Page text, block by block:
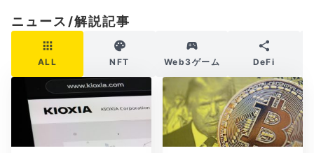
ニュース/解説記事
ALL NFT Web3ゲーム DeFi